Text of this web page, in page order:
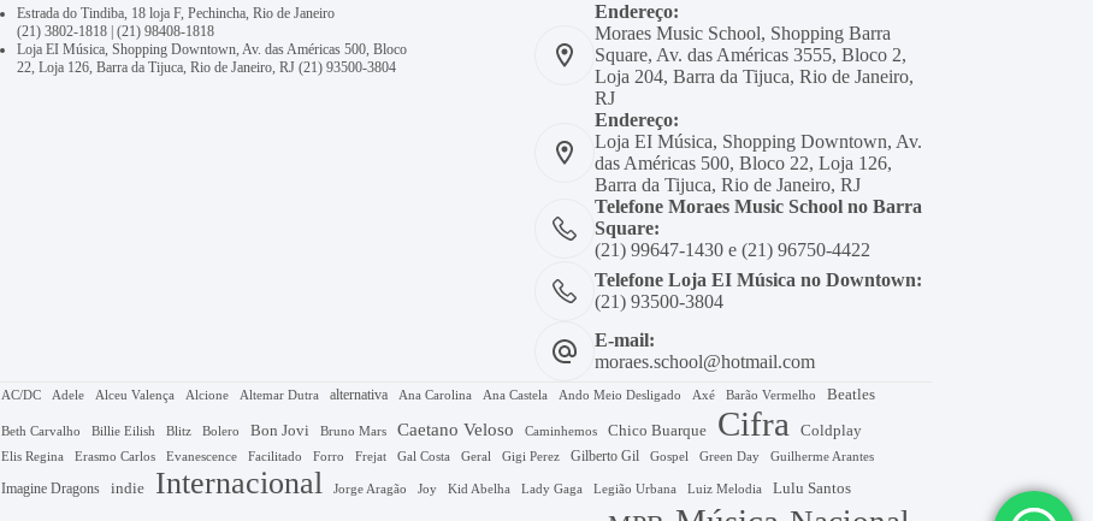
Estrada do Tindiba, 18 loja F, Pechincha, Rio de Janeiro
(21) 3802-1818| (21) 98408-1818
Loja EI Música, Shopping Downtown, Av. das Américas 500, Bloco
22, Loja 126, Barra da Tijuca, Rio de Janeiro, RJ (21) 93500-3804
Endereço:
Moraes Music School, Shopping Barra
Square, Av. das Américas 3555, Bloco 2,
Loja 204, Barra da Tijuca, Rio de Janeiro,
RJ
Endereço:
Loja EI Música, Shopping Downtown, Av.
das Américas 500, Bloco 22, Loja 126,
Barra da Tijuca, Rio de Janeiro, RJ
Telefone Moraes Music School no Barra
Square:
(21) 99647-1430 e (21) 96750-4422
Telefone Loja EI Música no Downtown:
(21) 93500-3804
E-mail:
moraes.school@hotmail.com
AC/DC Adele Alceu Valença Alcione Altemar Dutra alternativa Ana Carolina Ana Castela Ando Meio Desligado Axé Barão Vermelho Beatles
Beth Carvalho Billie Eilish Blitz Bolero Bon Jovi Bruno Mars Caetano Veloso Caminhemos Chico Buarque Cifra Coldplay
Elis Regina Erasmo Carlos Evanescence Facilitado Forro Frejat Gal Costa Geral Gigi Perez Gilberto Gil Gospel Green Day Guilherme Arantes
Imagine Dragons indie Internacional Jorge Aragão Joy Kid Abelha Lady Gaga Legião Urbana Luiz Melodia Lulu Santos